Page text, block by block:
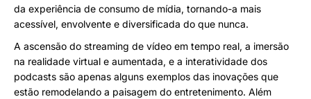
da experiência de consumo de mídia, tornando-a mais
acessível, envolvente e diversificada do que nunca.
A ascensão do streaming de vídeo em tempo real, a imersão
na realidade virtual e aumentada, e a interatividade dos
podcasts são apenas alguns exemplos das inovações que
estão remodelando a paisagem do entretenimento. Além